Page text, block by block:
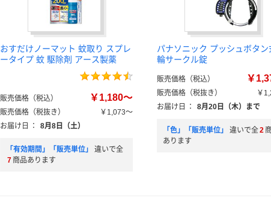
おすだけノーマット 蚊取り スプレ
ータイプ 蚊 駆除剤 アース製薬
販売価格（税込） ￥1,180～
販売価格（税抜き）
￥1,073～
お届け日
： 8月8日（土）
「有効期間」「販売単位」
違いで全
7 商品あります
パナソニック プッシュボタン
輪サークル錠
販売価格（税込） ￥
販売価格（税抜き）
￥
お届け日
： 8月20日（木）まで
「色」「販売単位」 違いで全2
あります